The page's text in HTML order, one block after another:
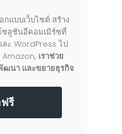
กแบบเว็บไซต์ สร้าง
ลูชันอีคอมเมิร์ซที่
ะ WordPress ไป
เราช่วย
ฒนา และขยายธุรกิจ
รี